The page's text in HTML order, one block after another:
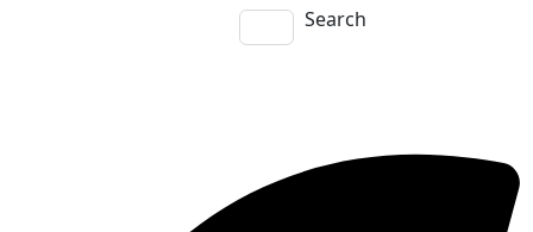
Search